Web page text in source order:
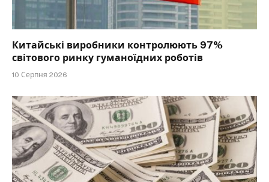
Китайські виробники контролюють 97%
світового ринку гуманоїдних роботів
10 Серпня 2026